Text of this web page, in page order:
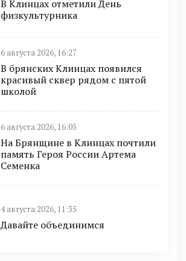
В Клинцах отметили День
физкультурника
6 августа 2026, 16:27
В брянских Клинцах появился
красивый сквер рядом с пятой
школой
6 августа 2026, 16:05
На Брянщине в Клинцах почтили
память Героя России Артема
Семенка
4 августа 2026, 11:35
Давайте объединимся